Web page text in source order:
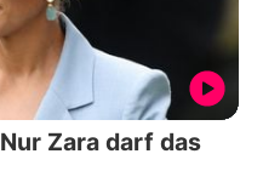
Zara darf das